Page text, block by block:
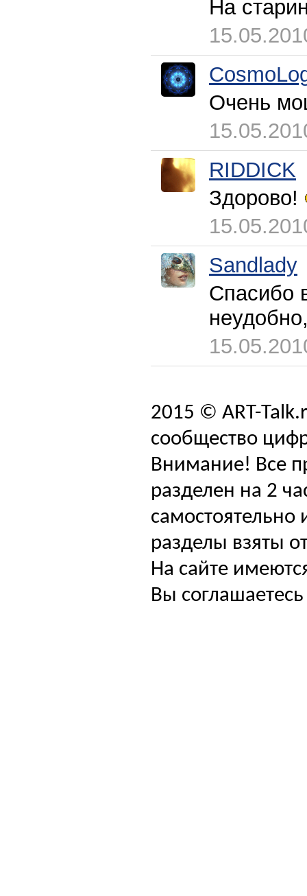
На
Очень
RIDDICK
Здорово!
Sandlady
Спасибо
2015 © ART-
сообщество
Внимание! Все
разделен на 2
самостоятельно
разделы взяты
На сайте
Вы